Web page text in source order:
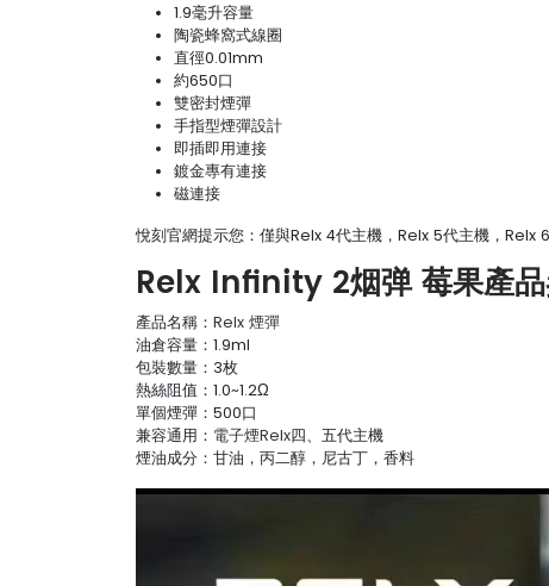
1.9毫升容量
陶瓷蜂窩式線圈
直徑0.01mm
約650口
雙密封煙彈
手指型煙彈設計
即插即用連接
鍍金專有連接
磁連接
悅刻官網提示您：僅與Relx 4代主機，Relx 5代主機，Relx
Relx Infinity 2烟弹 莓果產
產品名稱： Relx 煙彈
油倉容量：1.9ml
包裝數量：3枚
熱絲阻值：1.0~1.2Ω
單個煙彈：500口
兼容通用： 電子煙Relx四、五代主機
煙油成分：甘油，丙二醇，尼古丁，香料